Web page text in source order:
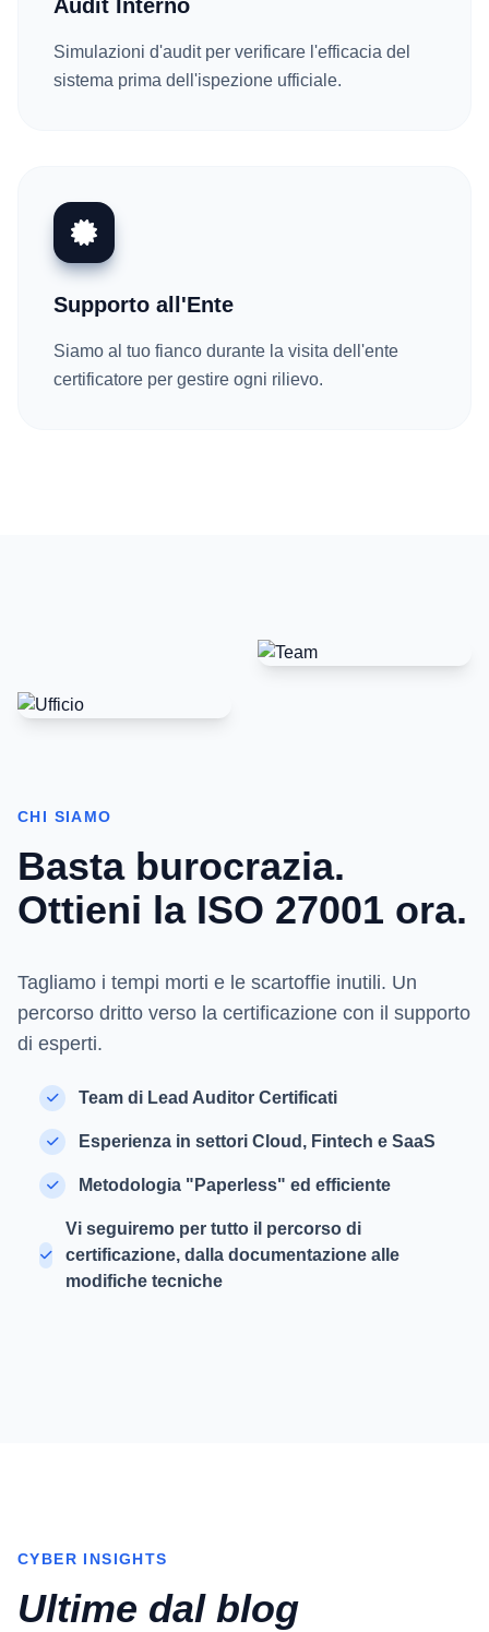
Audit Interno
Simulazioni d'audit per verificare l'efficacia del
sistema prima dell'ispezione ufficiale.
Supporto all'Ente
Siamo al tuo fianco durante la visita dell'ente
certificatore per gestire ogni rilievo.
CHI SIAMO
Basta burocrazia.
Ottieni la ISO 27001 ora.
Tagliamo i tempi morti e le scartoffie inutili. Un
percorso dritto verso la certificazione con il supporto
di esperti.
Team di Lead Auditor Certificati
Esperienza in settori Cloud, Fintech e SaaS
Metodologia "Paperless" ed efficiente
Vi seguiremo per tutto il percorso di
certificazione, dalla documentazione alle
modifiche tecniche
CYBER INSIGHTS
Ultime dal blog